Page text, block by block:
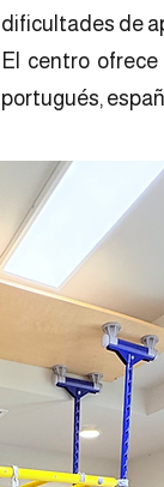
dificultades de
El centro
portugués,